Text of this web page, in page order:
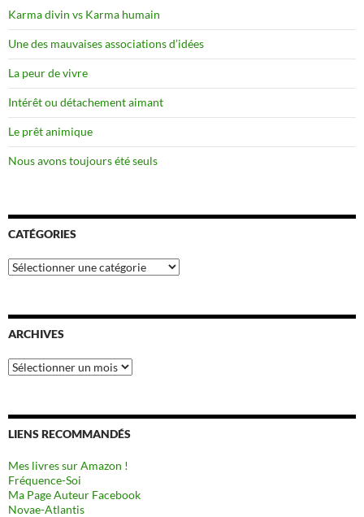
Karma divin vs Karma humain
Une des mauvaises associations d’idées
La peur de vivre
Intérêt ou détachement aimant
Le prêt animique
Nous avons toujours été seuls
CATÉGORIES
Catégories
ARCHIVES
Archives
LIENS RECOMMANDÉS
Mes livres sur Amazon !
Fréquence-Soi
Ma Page Auteur Facebook
Novae-Atlantis